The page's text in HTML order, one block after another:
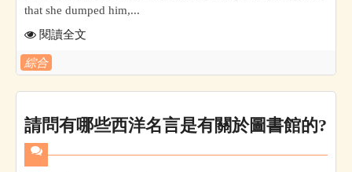
that she dumped him,...
閱讀全文
綜合
請問有哪些西洋名言是有關於圖書館的?